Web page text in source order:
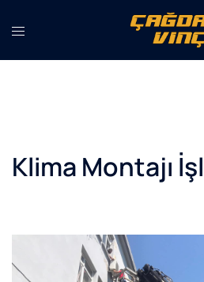
atla
Klima Montajı